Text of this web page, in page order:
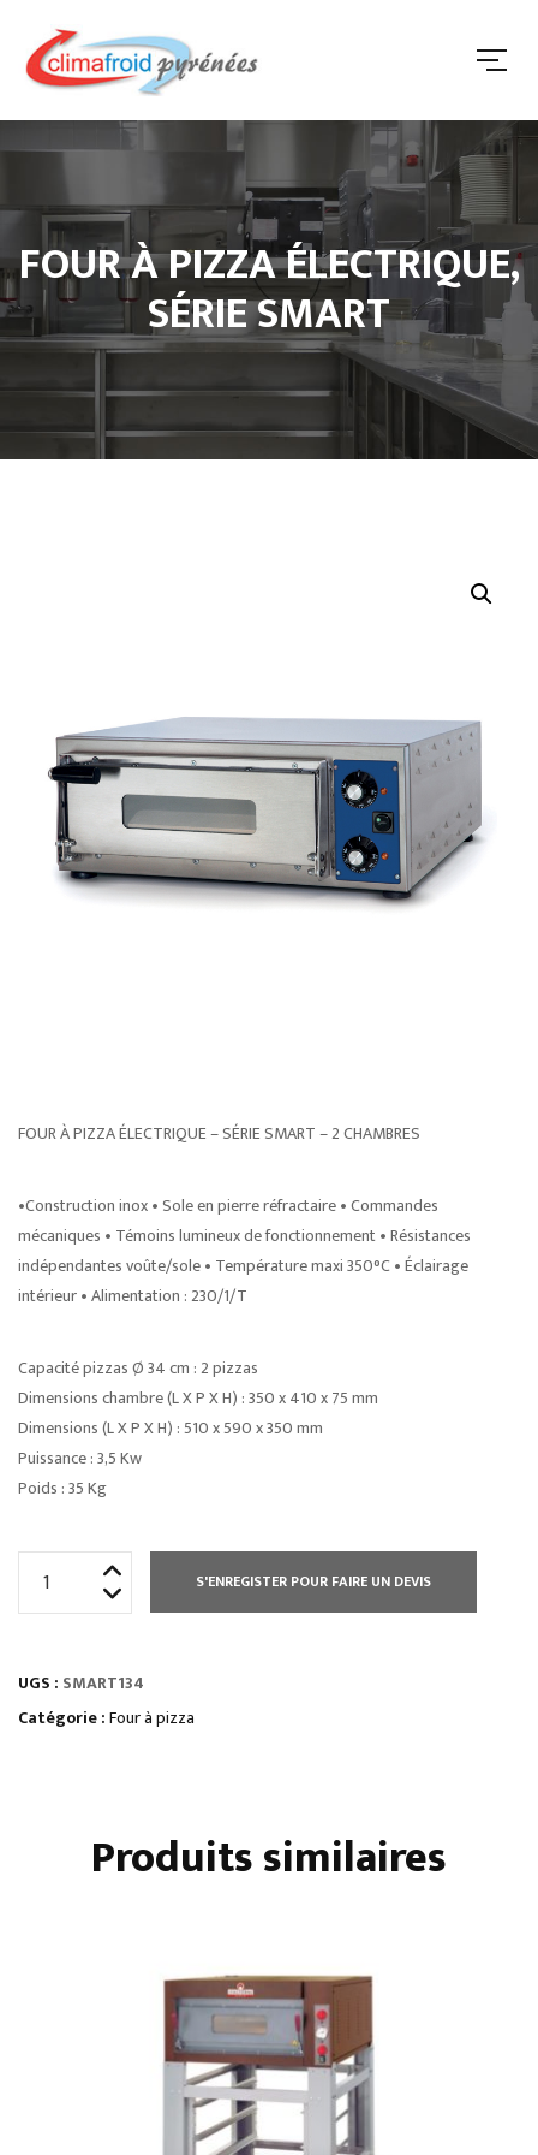
FOUR À PIZZA ÉLECTRIQUE,
SÉRIE SMART
FOUR À PIZZA ÉLECTRIQUE – SÉRIE SMART – 2 CHAMBRES
•Construction inox • Sole en pierre réfractaire • Commandes
mécaniques • Témoins lumineux de fonctionnement • Résistances
indépendantes voûte/sole • Température maxi 350°C • Éclairage
intérieur • Alimentation : 230/1/T
Capacité pizzas Ø 34 cm : 2 pizzas
Dimensions chambre (L X P X H) : 350 x 410 x 75 mm
Dimensions (L X P X H) : 510 x 590 x 350 mm
Puissance : 3,5 Kw
Poids : 35 Kg
PIZZA
ÉLECTRIQUE,
S'ENREGISTER POUR FAIRE UN DEVIS
UGS : SMART134
Catégorie :Four à pizza
Produits similaires